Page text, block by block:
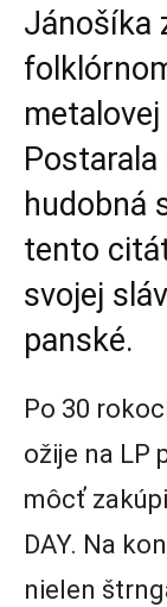
Jánošíka
hudobná
tento
svojej
panské.
Po 30
ožije na LP
môcť
DAY. Na
nielen